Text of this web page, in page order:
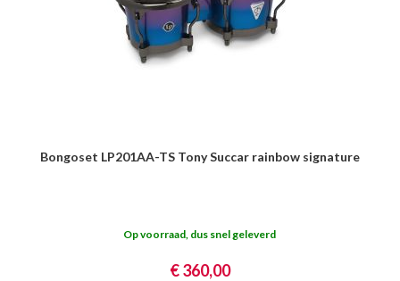
Bongoset LP201AA-TS Tony Succar rainbow signature
Op voorraad, dus snel geleverd
€ 360,00